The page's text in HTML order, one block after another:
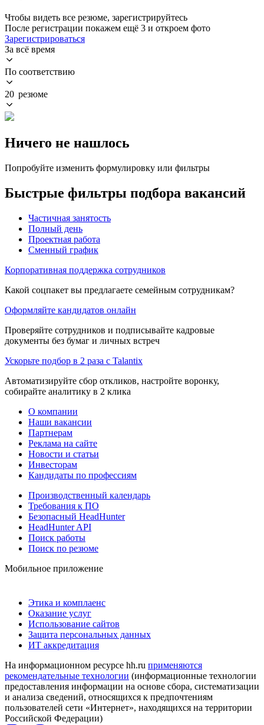
Чтобы видеть все резюме, зарегистрируйтесь
После регистрации покажем ещё 3 и откроем фото
Зарегистрироваться
За всё время
По соответствию
20 резюме
Ничего не нашлось
Попробуйте изменить формулировку или фильтры
Быстрые фильтры подбора вакансий
Частичная занятость
Полный день
Проектная работа
Сменный график
Корпоративная поддержка сотрудников
Какой соцпакет вы предлагаете семейным сотрудникам?
Оформляйте кандидатов онлайн
Проверяйте сотрудников и подписывайте кадровые
документы без бумаг и личных встреч
Ускорьте подбор в 2 раза с Talantix
Автоматизируйте сбор откликов, настройте воронку,
собирайте аналитику в 2 клика
О компании
Наши вакансии
Партнерам
Реклама на сайте
Новости и статьи
Инвесторам
Кандидаты по профессиям
Производственный календарь
Требования к ПО
Безопасный HeadHunter
HeadHunter API
Поиск работы
Поиск по резюме
Мобильное приложение
Этика и комплаенс
Оказание услуг
Использование сайтов
Защита персональных данных
ИТ аккредитация
На информационном ресурсе hh.ru применяются
рекомендательные технологии (информационные технологии
предоставления информации на основе сбора, систематизации
и анализа сведений, относящихся к предпочтениям
пользователей сети «Интернет», находящихся на территории
Российской Федерации)